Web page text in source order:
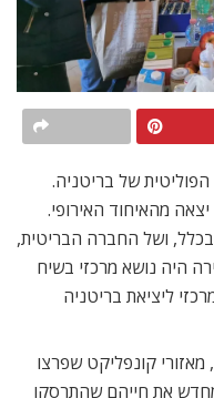
הפוליטית של בריטניה.
מהאיחוד האירופי.
ושל החברה הבריטית,
היה נושא מרכזי בשיח
ליציאת בריטניה
מאזורי קונפליקט שפרצו
את חייהם שהתרסקו